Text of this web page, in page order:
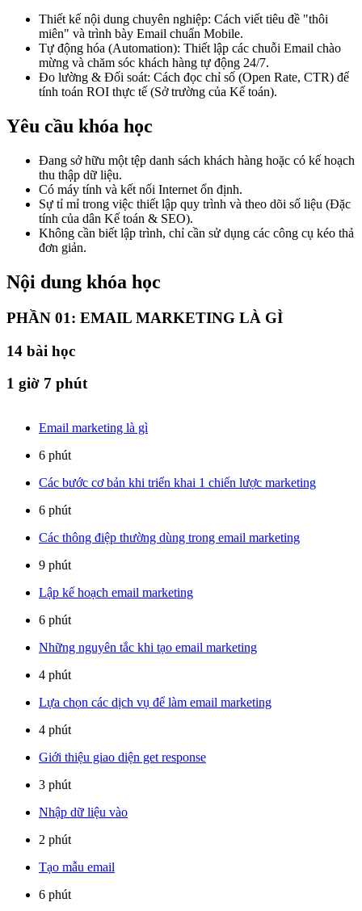
Thiết kế nội dung chuyên nghiệp: Cách viết tiêu đề "thôi
miên" và trình bày Email chuẩn Mobile.
Tự động hóa (Automation): Thiết lập các chuỗi Email chào
mừng và chăm sóc khách hàng tự động 24/7.
Đo lường & Đối soát: Cách đọc chỉ số (Open Rate, CTR) để
tính toán ROI thực tế (Sở trường của Kế toán).
Yêu cầu khóa học
Đang sở hữu một tệp danh sách khách hàng hoặc có kế hoạch
thu thập dữ liệu.
Có máy tính và kết nối Internet ổn định.
Sự tỉ mỉ trong việc thiết lập quy trình và theo dõi số liệu (Đặc
tính của dân Kế toán & SEO).
Không cần biết lập trình, chỉ cần sử dụng các công cụ kéo thả
đơn giản.
Nội dung khóa học
PHẦN 01: EMAIL MARKETING LÀ GÌ
14 bài học
1 giờ 7 phút
Email marketing là gì
6 phút
Các bước cơ bản khi triển khai 1 chiến lược marketing
6 phút
Các thông điệp thường dùng trong email marketing
9 phút
Lập kế hoạch email marketing
6 phút
Những nguyên tắc khi tạo email marketing
4 phút
Lựa chọn các dịch vụ để làm email marketing
4 phút
Giới thiệu giao diện get response
3 phút
Nhập dữ liệu vào
2 phút
Tạo mẫu email
6 phút